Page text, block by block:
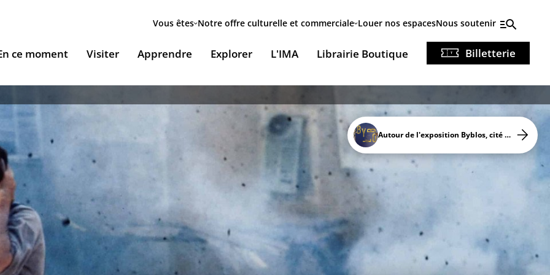
secondaire
Vous êtes Notre offre culturelle et commerciale Louer nos espacesNous soutenir
ce moment
LES RENDEZ-VOUS
Les Jeudis de l’IMA
Ici & Maintenant
Falsafa I Les RDV de la philosophie arabe
Les Samedis de la poésie
Rencontres littéraires de l’IMA
Les escales musicales du musée
Visiter
ACCUEILLENT
Shahid
Café littéraire et self
Apprendre
& PÉDAGOGIE
le monde arabe
pédagogiques
documentaires
le portail documentaire de l'IMA
/ Emprunter des livres et des médias à la
de l'IMA
Explorer L'IMA
Accueillir nos expositions / Host our exhibitions
Ingénierie culturelle
Documents institutionnels
Nous rejoindre / Carrières
Mécènes et sponsors
Nous contacter
Librairie Boutique Billetterie
Autour de l'exposition Byblos, cité millénaire du Liban